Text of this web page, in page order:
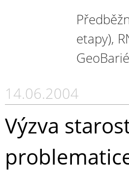
etapy),
14.06.2004
Výzva